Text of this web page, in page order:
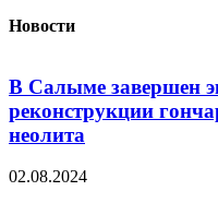
Новости
В Салыме завершен
реконструкции
неолита
02.08.2024